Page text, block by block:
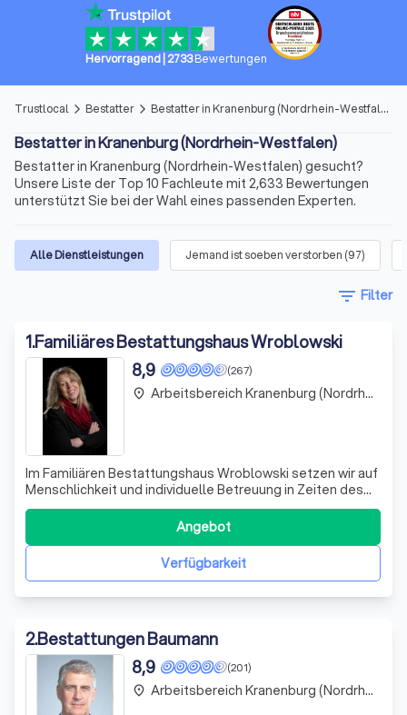
Hervorragend| 2733 Bewertungen
Trustlocal arrow_forward_ios Bestatter arrow_forward_ios Bestatter in Kranenburg (Nordrhein-Westfalen)
Bestatter in Kranenburg (Nordrhein-Westfalen)
Bestatter in Kranenburg (Nordrhein-Westfalen) gesucht?
Unsere Liste der Top 10 Fachleute mit 2,633 Bewertungen
unterstützt Sie bei der Wahl eines passenden Experten.
Alle Dienstleistungen Jemand ist soeben verstorben (97)
filter_list Filter
1.Familiäres Bestattungshaus Wroblowski
(267)
8,9
Im Familiären Bestattungshaus Wroblowski setzen wir auf
Menschlichkeit und individuelle Betreuung in Zeiten des
Abschieds. Seit unserer Gründung im Jahr 2008 haben wir
es uns zur Aufgabe gemacht, Angehörigen nicht nur in der
schweren Zeit des Verlustes zur Seite zu stehen, sondern
Verfügbarkeit
Angebot
place Arbeitsbereich Kranenburg (Nordrhein-Westfalen)
2.Bestattungen Baumann
(201)
8,9
place Arbeitsbereich Kranenburg (Nordrhein-Westfalen)